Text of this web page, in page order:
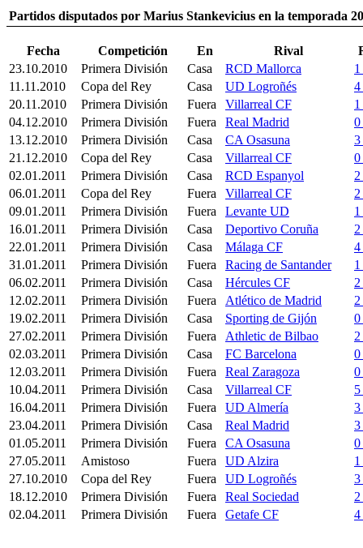
Partidos disputados por Marius Stankevicius en la temporada
Fecha Competición En Rival
23.10.2010
Primera División Casa RCD Mallorca
11.11.2010
Copa del Rey Casa UD Logroñés
4
20.11.2010
Primera División Fuera Villarreal CF
04.12.2010
Primera División Fuera Real Madrid
0
13.12.2010
Primera División Casa CA Osasuna
3
21.12.2010
Copa del Rey Casa Villarreal CF
0
02.01.2011
Primera División Casa RCD Espanyol
06.01.2011
Copa del Rey Fuera Villarreal CF
09.01.2011
Primera División Fuera Levante UD
16.01.2011
Primera División Casa Deportivo Coruña
22.01.2011
Primera División Casa Málaga CF
4
31.01.2011
Primera División Fuera Racing de Santander
06.02.2011
Primera División Casa Hércules CF
12.02.2011
Primera División Fuera Atlético de Madrid
19.02.2011
Primera División Casa Sporting de Gijón
0
27.02.2011
Primera División Fuera Athletic de Bilbao
02.03.2011
Primera División Casa FC Barcelona
0
12.03.2011
Primera División Fuera Real Zaragoza
0
10.04.2011
Primera División Casa Villarreal CF
16.04.2011
Primera División Fuera UD Almería
3
23.04.2011
Primera División Casa Real Madrid
3
01.05.2011
Primera División Fuera CA Osasuna
0
27.05.2011
Amistoso Fuera UD Alzira
27.10.2010
Copa del Rey Fuera UD Logroñés
3
18.12.2010
Primera División Fuera Real Sociedad
02.04.2011
Primera División Fuera Getafe CF 4